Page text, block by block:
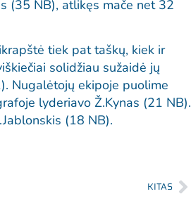
(35 NB), atlikęs mače net 32
tiek pat taškų, kiek ir
solidžiau sužaidė jų
Nugalėtojų ekipoje puolime
lyderiavo Ž.Kynas (21 NB).
(18 NB).
KITAS